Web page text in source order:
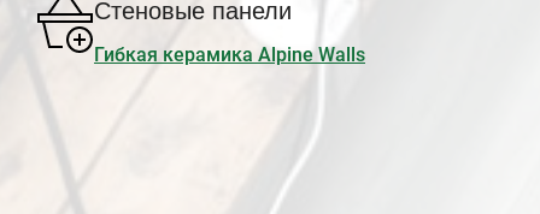
Стеновые панели
Гибкая керамика Alpine Walls